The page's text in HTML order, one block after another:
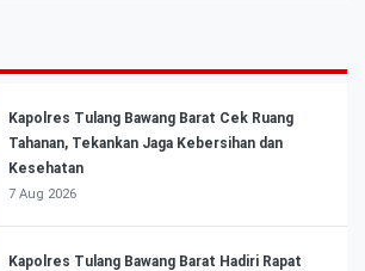
Kapolres Tulang Bawang Barat Cek Ruang
Tahanan, Tekankan Jaga Kebersihan dan
Kesehatan
7 Aug 2026
Kapolres Tulang Bawang Barat Hadiri Rapat